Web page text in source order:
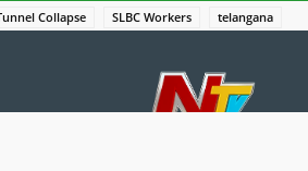
Collapse SLBC Workers telangana